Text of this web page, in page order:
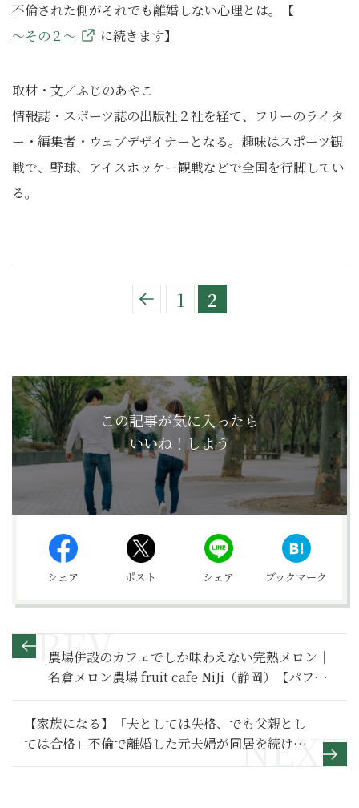
不倫された側がそれでも離婚しない心理とは。【
～その２～
に続きます】
取材・文／ふじのあやこ
情報誌・スポーツ誌の出版社２社を経て、フリーのライタ
ー・編集者・ウェブデザイナーとなる。趣味はスポーツ観
戦で、野球、アイスホッケー観戦などで全国を行脚してい
る。
1 2
この記事が気に入ったら
いいね！しよう
シェア ポスト シェア ブックマーク
農場併設のカフェでしか味わえない完熟メロン｜
名倉メロン農場 fruit cafe NiJi（静岡）【パフェ
名品図鑑】
【家族になる】「夫としては失格、でも父親とし
ては合格」不倫で離婚した元夫婦が同居を続ける
理由～その２～